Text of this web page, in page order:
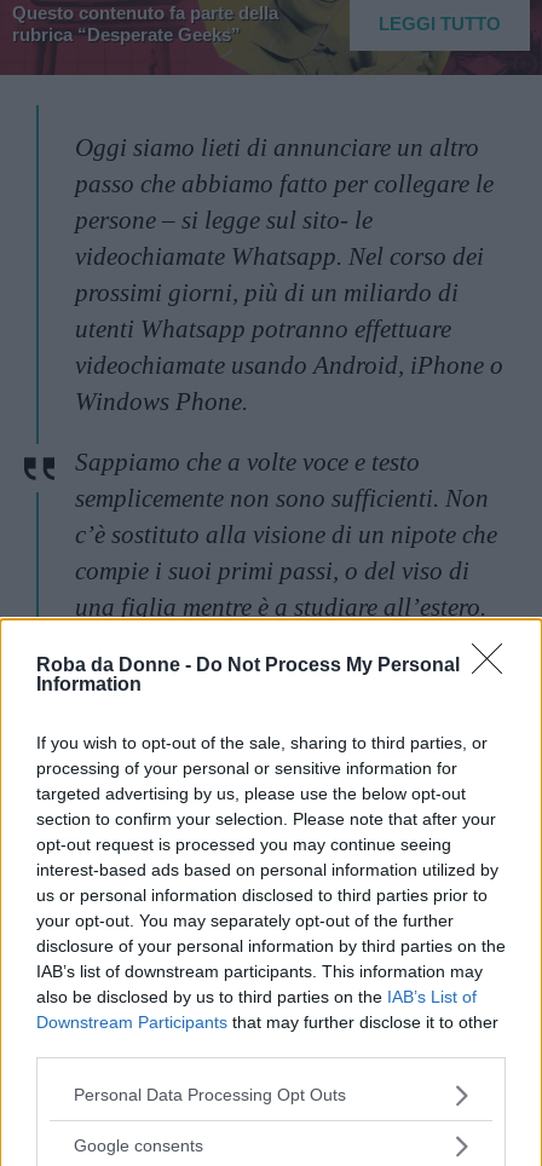
Roba da Donne - Do Not Process My Personal
Information
If you wish to opt-out of the sale, sharing to third parties, or
processing of your personal or sensitive information for
targeted advertising by us, please use the below opt-out
section to confirm your selection. Please note that after your
opt-out request is processed you may continue seeing
interest-based ads based on personal information utilized by
us or personal information disclosed to third parties prior to
your opt-out. You may separately opt-out of the further
disclosure of your personal information by third parties on the
IAB’s list of downstream participants. This information may
also be disclosed by us to third parties on the IAB’s List of
Downstream Participants that may further disclose it to other
Please note that this website/app uses one or more Google
not limited to your visit or usage behaviour. You may click to
Personal Data Processing Opt Outs
Google consents
Questo contenuto fa parte della
rubrica “Desperate Geeks”
LEGGI TUTTO
Oggi siamo lieti di annunciare un altro
passo che abbiamo fatto per collegare le
persone – si legge sul sito- le
videochiamate Whatsapp. Nel corso dei
prossimi giorni, più di un miliardo di
utenti Whatsapp potranno effettuare
videochiamate usando Android, iPhone o
Windows Phone.
Sappiamo che a volte voce e testo
semplicemente non sono sufficienti. Non
c’è sostituto alla visione di un nipote che
compie i suoi primi passi, o del viso di
una figlia mentre è a studiare all’estero.
funzionalità a disposizione di tutti, non
nuovi e costosi telefoni o vivono in Paesi
con le migliori reti cellulari.
Whatsapp prosegue, dicendo di aver ricevuto,
nel corso degli anni, numerose richieste da parte
degli utenti affinché sperimentasse la
videochiamata, perciò adesso l’azienda si
dichiara entusiasta di aver potuto accontentare
tutti quei clienti che avevano posto la medesima
domanda.